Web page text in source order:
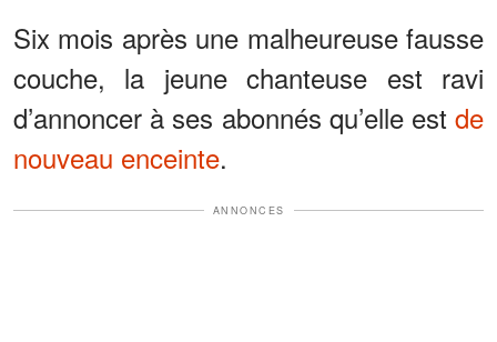
Six mois après une malheureuse fausse
couche, la jeune chanteuse est ravi
d’annoncer à ses abonnés qu’elle est de
nouveau enceinte.
ANNONCES